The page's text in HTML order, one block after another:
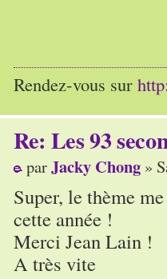
Rendez-vous sur
Re: Les 93
parJacky Chong »
Super, le thème
cette année !
Merci Jean Lain !
A très vite